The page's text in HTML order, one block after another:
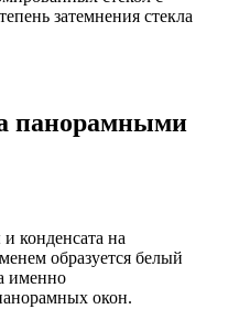
затемнения стекла
панорамными
конденсата на
образуется белый
именно
окон.